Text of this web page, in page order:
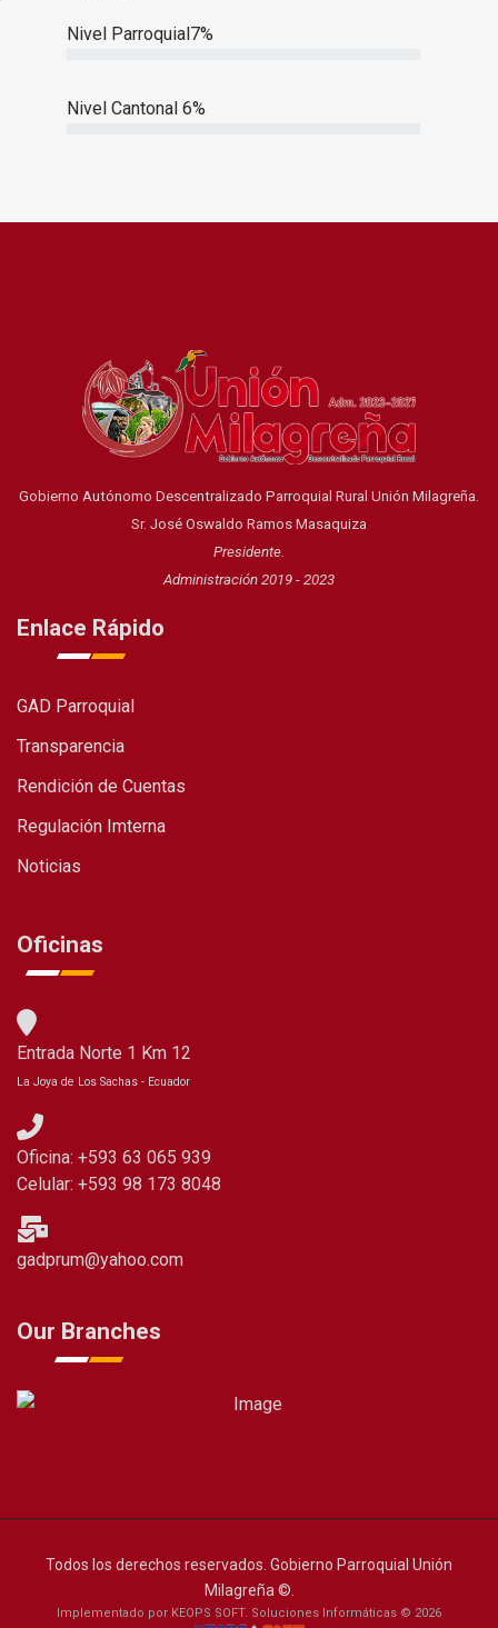
Nivel Parroquial7%
Nivel Cantonal 6%
Gobierno Autónomo Descentralizado Parroquial Rural Unión Milagreña.
Sr. José Oswaldo Ramos Masaquiza
Presidente.
Administración 2019 - 2023
Enlace Rápido
GAD Parroquial
Transparencia
Rendición de Cuentas
Regulación Imterna
Noticias
Oficinas
Entrada Norte 1 Km 12
La Joya de Los Sachas - Ecuador
Oficina: +593 63 065 939
Celular: +593 98 173 8048
gadprum@yahoo.com
Our Branches
Todos los derechos reservados. Gobierno Parroquial Unión
Milagreña ©.
Implementado por KEOPS SOFT. Soluciones Informáticas © 2026